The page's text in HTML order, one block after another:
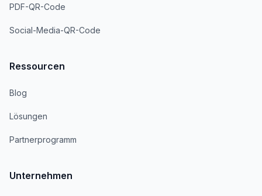
PDF-QR-Code
Social-Media-QR-Code
Ressourcen
Blog
Lösungen
Partnerprogramm
Unternehmen